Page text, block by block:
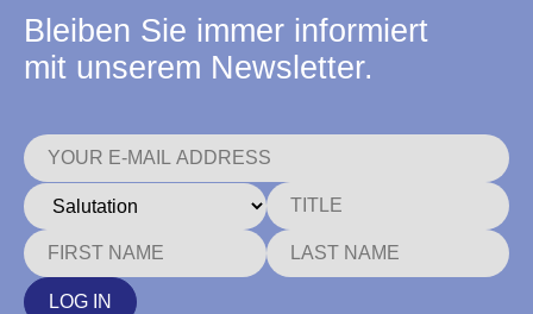
Bleiben Sie immer informiert
mit unserem Newsletter.
LOG IN